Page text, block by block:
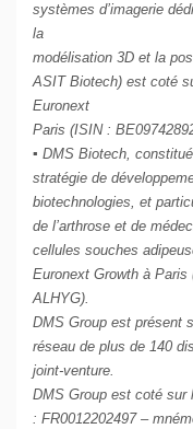
systèmes d’imagerie
la
modélisation 3D et la
ASIT Biotech) est coté
Euronext
Paris (ISIN :
▪ DMS Biotech,
stratégie de
biotechnologies, et
de l’arthrose et de
cellules souches
Euronext Growth à
ALHYG).
DMS Group est présent
réseau de plus de 140
joint-venture.
DMS Group est coté sur
: FR0012202497 –